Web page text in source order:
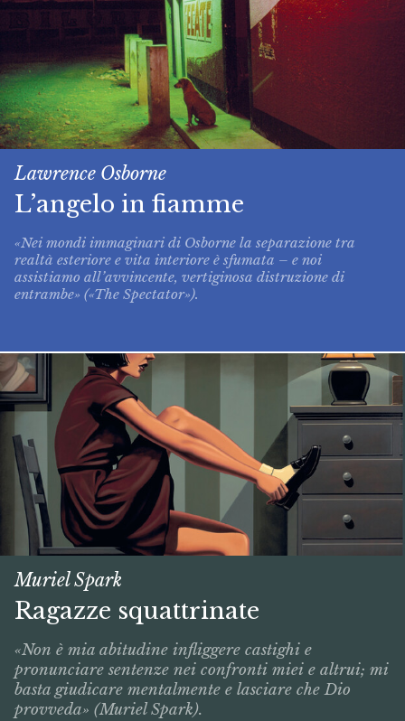
Lawrence Osborne
L’angelo in fiamme
«Nei mondi immaginari di Osborne la separazione tra
realtà esteriore e vita interiore è sfumata – e noi
assistiamo all’avvincente, vertiginosa distruzione di
entrambe» («The Spectator»).
Muriel Spark
Ragazze squattrinate
«Non è mia abitudine infliggere castighi e
pronunciare sentenze nei confronti miei e altrui; mi
basta giudicare mentalmente e lasciare che Dio
provveda» (Muriel Spark).